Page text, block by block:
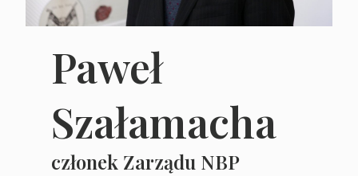
Paweł
Szałamacha
członek Zarządu NBP